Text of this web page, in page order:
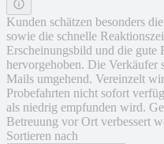
Kunden schätzen besonders
sowie die schnelle
Erscheinungsbild und die gute
hervorgehoben. Die Verkäufer
Mails umgehend. Vereinzelt
Probefahrten nicht sofort
als niedrig empfunden wird.
Betreuung vor Ort verbessert
Sortieren nach